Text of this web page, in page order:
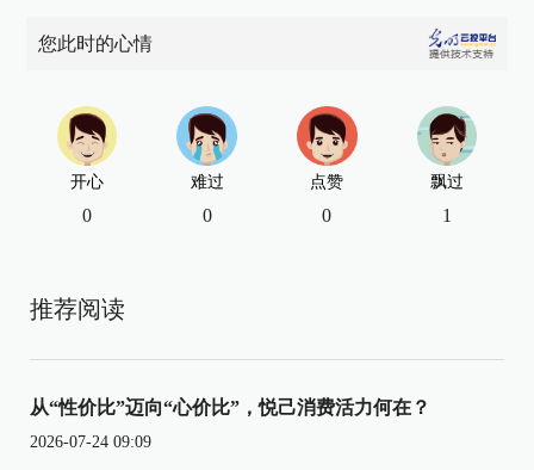
您此时的心情
开心
0
难过
0
点赞
0
飘过
1
推荐阅读
从“性价比”迈向“心价比”，悦己消费活力何在？
2026-07-24 09:09